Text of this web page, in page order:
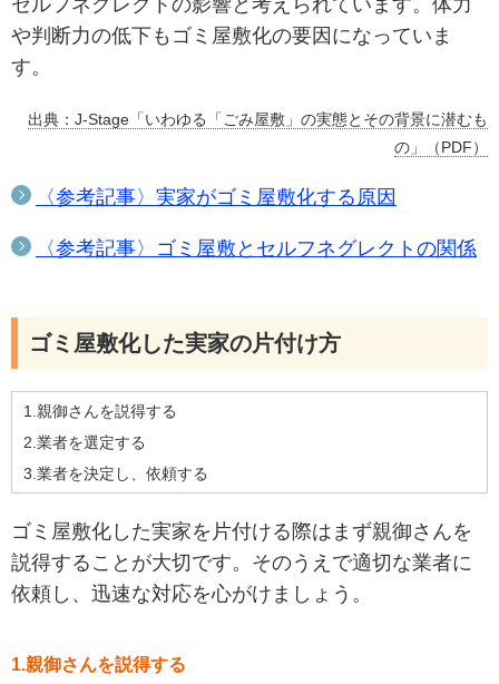
セルフネグレクトの影響と考えられています。体力
や判断力の低下もゴミ屋敷化の要因になっていま
す。
出典：J-Stage「いわゆる「ごみ屋敷」の実態とその背景に潜むも
の」（PDF）
〈参考記事〉実家がゴミ屋敷化する原因
〈参考記事〉ゴミ屋敷とセルフネグレクトの関係
ゴミ屋敷化した実家の片付け方
1.親御さんを説得する
2.業者を選定する
3.業者を決定し、依頼する
ゴミ屋敷化した実家を片付ける際はまず親御さんを
説得することが大切です。そのうえで適切な業者に
依頼し、迅速な対応を心がけましょう。
1.親御さんを説得する